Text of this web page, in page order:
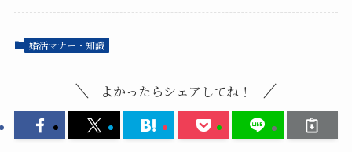
婚活マナー・知識
よかったらシェアしてね！